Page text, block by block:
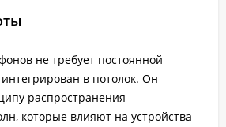
не требует постоянной
интегрирован в потолок. Он
распространения
которые влияют на устройства